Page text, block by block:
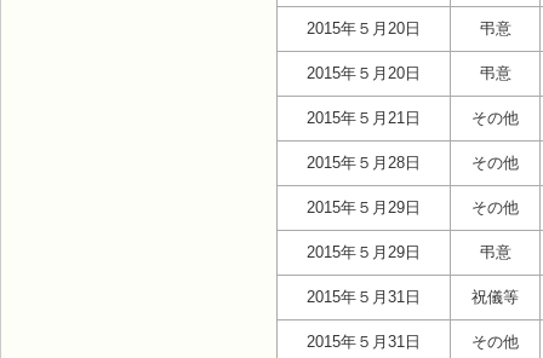
2015年５月20日 弔意
2015年５月20日 弔意
2015年５月21日 その他
2015年５月28日 その他
2015年５月29日 その他
2015年５月29日 弔意
2015年５月31日 祝儀等
2015年５月31日 その他